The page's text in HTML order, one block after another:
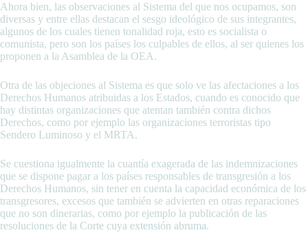
Ahora bien, las observaciones al Sistema del que nos ocupamos, son
diversas y entre ellas destacan el sesgo ideológico de sus integrantes,
algunos de los cuales tienen tonalidad roja, esto es socialista o
comunista, pero son los países los culpables de ellos, al ser quienes los
proponen a la Asamblea de la OEA.
Otra de las objeciones al Sistema es que solo ve las afectaciones a los
Derechos Humanos atribuidas a los Estados, cuando es conocido que
hay distintas organizaciones que atentan también contra dichos
Derechos, como por ejemplo las organizaciones terroristas tipo
Sendero Luminoso y el MRTA.
Se cuestiona igualmente la cuantía exagerada de las indemnizaciones
que se dispone pagar a los países responsables de transgresión a los
Derechos Humanos, sin tener en cuenta la capacidad económica de los
transgresores, excesos que también se advierten en otras reparaciones
que no son dinerarias, como por ejemplo la publicación de las
resoluciones de la Corte cuya extensión abruma.